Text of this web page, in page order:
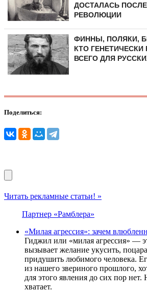
ДОСТАЛАСЬ ПОСЛЕ
РЕВОЛЮЦИИ
ФИННЫ, ПОЛЯКИ,
КТО ГЕНЕТИЧЕСКИ
ВСЕГО ДЛЯ
Поделиться:
Читать рекламные статьи! »
Партнер «Рамблера»
«Милая агрессия»: зачем
Гиджил или «милая агрессия» —
вызывает желание укусить,
придушить любимого человека.
из нашего звериного прошлого,
для этого явления до сих пор
хватает.